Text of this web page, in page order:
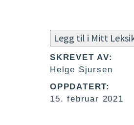
Legg til i Mitt
SKREVET AV:
Helge Sjursen
OPPDATERT:
15. februar 2021